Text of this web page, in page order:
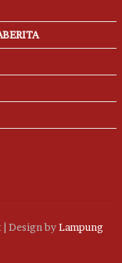
Design byLampung